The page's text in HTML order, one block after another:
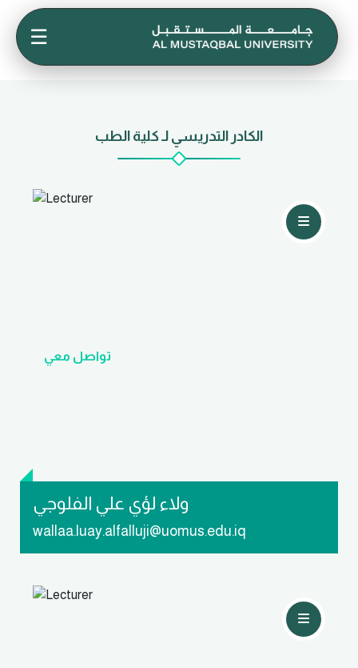
☰
الكادر التدريسي لـ كلية الطب
ولاء لؤي علي الفلوجي
wallaa.luay.alfalluji@uomus.edu.iq
تواصل معي